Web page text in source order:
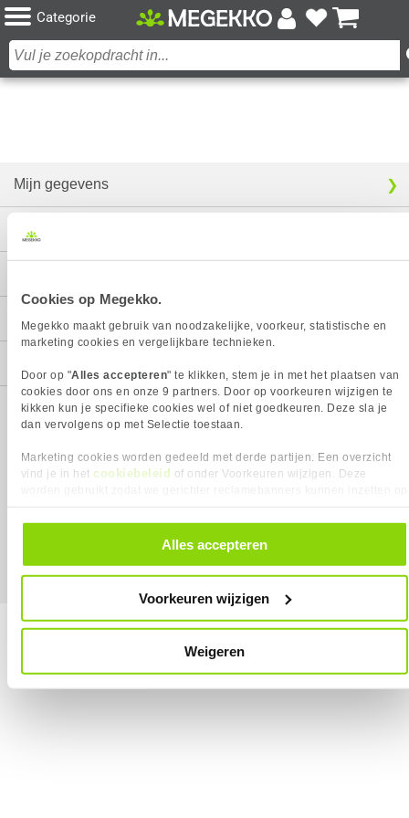
Cookies op Megekko.
Megekko maakt gebruik van noodzakelijke, voorkeur, statistische en
marketing cookies en vergelijkbare technieken.
Door op "Alles accepteren" te klikken, stem je in met het plaatsen van
cookies door ons en onze 9 partners. Door op voorkeuren wijzigen te
kikken kun je specifieke cookies wel of niet goedkeuren. Deze sla je
dan vervolgens op met Selectie toestaan.
Marketing cookies worden gedeeld met derde partijen. Een overzicht
vind je in het cookiebeleid of onder Voorkeuren wijzigen. Deze
alle cookies. Je kunt je gegeven toestemming altijd intrekken, dit doe je
door in de footer van onze website te klikken op ‘Cookievoorkeuren’
Alles accepteren
Voorkeuren wijzigen
Weigeren
Categorie
Mijn gegevens
Service
Megekko